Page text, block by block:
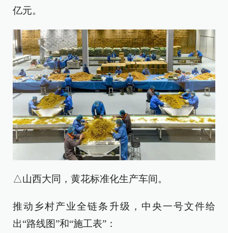
亿元。
△山西大同，黄花标准化生产车间。
推动乡村产业全链条升级，中央一号文件给
出“路线图”和“施工表”：